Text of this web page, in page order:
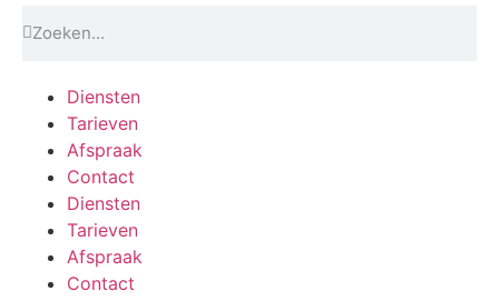
Diensten
Tarieven
Afspraak
Contact
Diensten
Tarieven
Afspraak
Contact